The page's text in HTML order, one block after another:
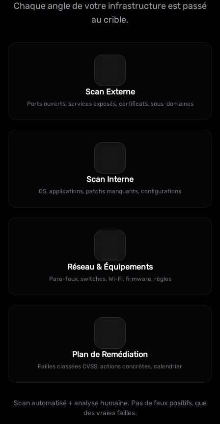
Chaque angle de votre infrastructure est passé
au crible.
Scan Externe
Ports ouverts, services exposés, certificats, sous-domaines
Scan Interne
OS, applications, patchs manquants, configurations
Réseau & Équipements
Pare-feux, switches, Wi-Fi, firmware, règles
Plan de Remédiation
Failles classées CVSS, actions concrètes, calendrier
Scan automatisé + analyse humaine. Pas de faux positifs, que
des vraies failles.